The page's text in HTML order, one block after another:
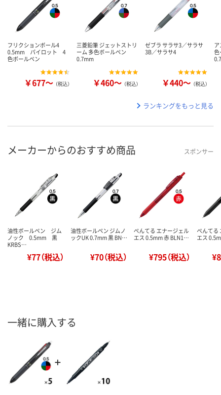
フリクションボール4
0.5mm パイロット 4
色ボールペン
￥677～ （税込）
三菱鉛筆 ジェットストリ
ーム 多色ボールペン
0.7mm
￥460～ （税込）
ゼブラ サラサ3／サラサ
3B／サラサ4
￥440～ （税込）
ランキングをもっと見る
メーカーからのおすすめ商品 スポンサー
油性ボールペン ジム
ノック 0.5mm 黒
KRBS…
¥77（税込）
油性ボールペン ジムノ
ックUK 0.7mm 黒 BN…
¥70（税込）
ぺんてる エナージェル
エス 0.5mm 赤 BLN1…
¥795（税込）
ぺんてる
エス
一緒に購入する